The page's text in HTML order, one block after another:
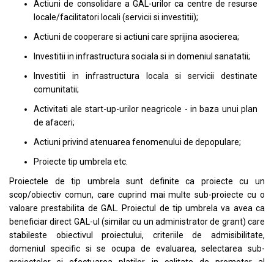
Actiuni de consolidare a GAL-urilor ca centre de resurse
locale/facilitatori locali (servicii si investitii);
Actiuni de cooperare si actiuni care sprijina asocierea;
Investitii in infrastructura sociala si in domeniul sanatatii;
Investitii in infrastructura locala si servicii destinate
comunitatii;
Activitati ale start-up-urilor neagricole - in baza unui plan
de afaceri;
Actiuni privind atenuarea fenomenului de depopulare;
Proiecte tip umbrela etc.
Proiectele de tip umbrela sunt definite ca proiecte cu un
scop/obiectiv comun, care cuprind mai multe sub-proiecte cu o
valoare prestabilita de GAL. Proiectul de tip umbrela va avea ca
beneficiar direct GAL-ul (similar cu un administrator de grant) care
stabileste obiectivul proiectului, criteriile de admisibilitate,
domeniul specific si se ocupa de evaluarea, selectarea sub-